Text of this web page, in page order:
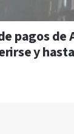
pagos de
y